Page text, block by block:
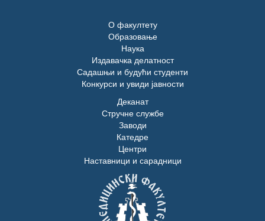
О факултету
Образовање
Наука
Издавачка делатност
Садашњи и будући студенти
Конкурси и увиди јавности
Деканат
Стручне службе
Заводи
Катедре
Центри
Наставници и сарадници